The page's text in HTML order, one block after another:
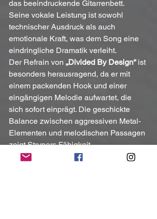
das beeindruckende Gitarrenbett.
Seine vokale Leistung ist sowohl
technischer Ausdruck als auch
emotionale Kraft, was dem Song eine
eindringliche Dramatik verleiht.
Der Refrain von „Divided By Design“ ist
besonders herausragend, da er mit
einem packenden Hook und einer
eingängigen Melodie aufwartet, die
sich sofort einprägt. Die geschickte
Balance zwischen aggressiven Metal-
Elementen und melodischen Passagen
zeigt Strypers Fähigkeit,
anspruchsvollen Metal zu spielen, der